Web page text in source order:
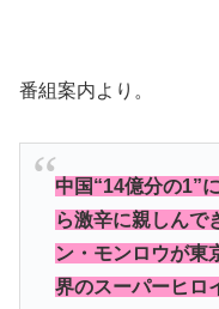
番組案内より。
中国“14億分の1”
ら激辛に親しんで
ン・モンロウが東
界のスーパーヒロ